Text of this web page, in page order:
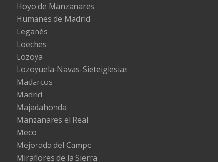
Hoyo de Manzanares
Humanes de Madrid
Leganés
Loeches
Lozoya
Lozoyuela-Navas-Sieteiglesias
Madarcos
Madrid
Majadahonda
Manzanares el Real
Meco
Mejorada del Campo
Miraflores de la Sierra